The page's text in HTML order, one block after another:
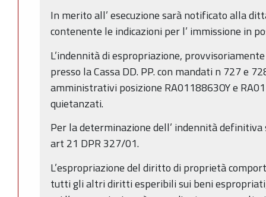
In merito all’ esecuzione sarà notificato alla
contenente le indicazioni per l’ immissione in
L’indennità di espropriazione,
presso la Cassa DD. PP. con mandati n 727 e
amministrativi posizione RA0118863OY e
quietanzati.
Per la determinazione dell’ indennità definitiva
art 21 DPR 327/01.
L’espropriazione del diritto di proprietà
tutti gli altri diritti esperibili sui beni